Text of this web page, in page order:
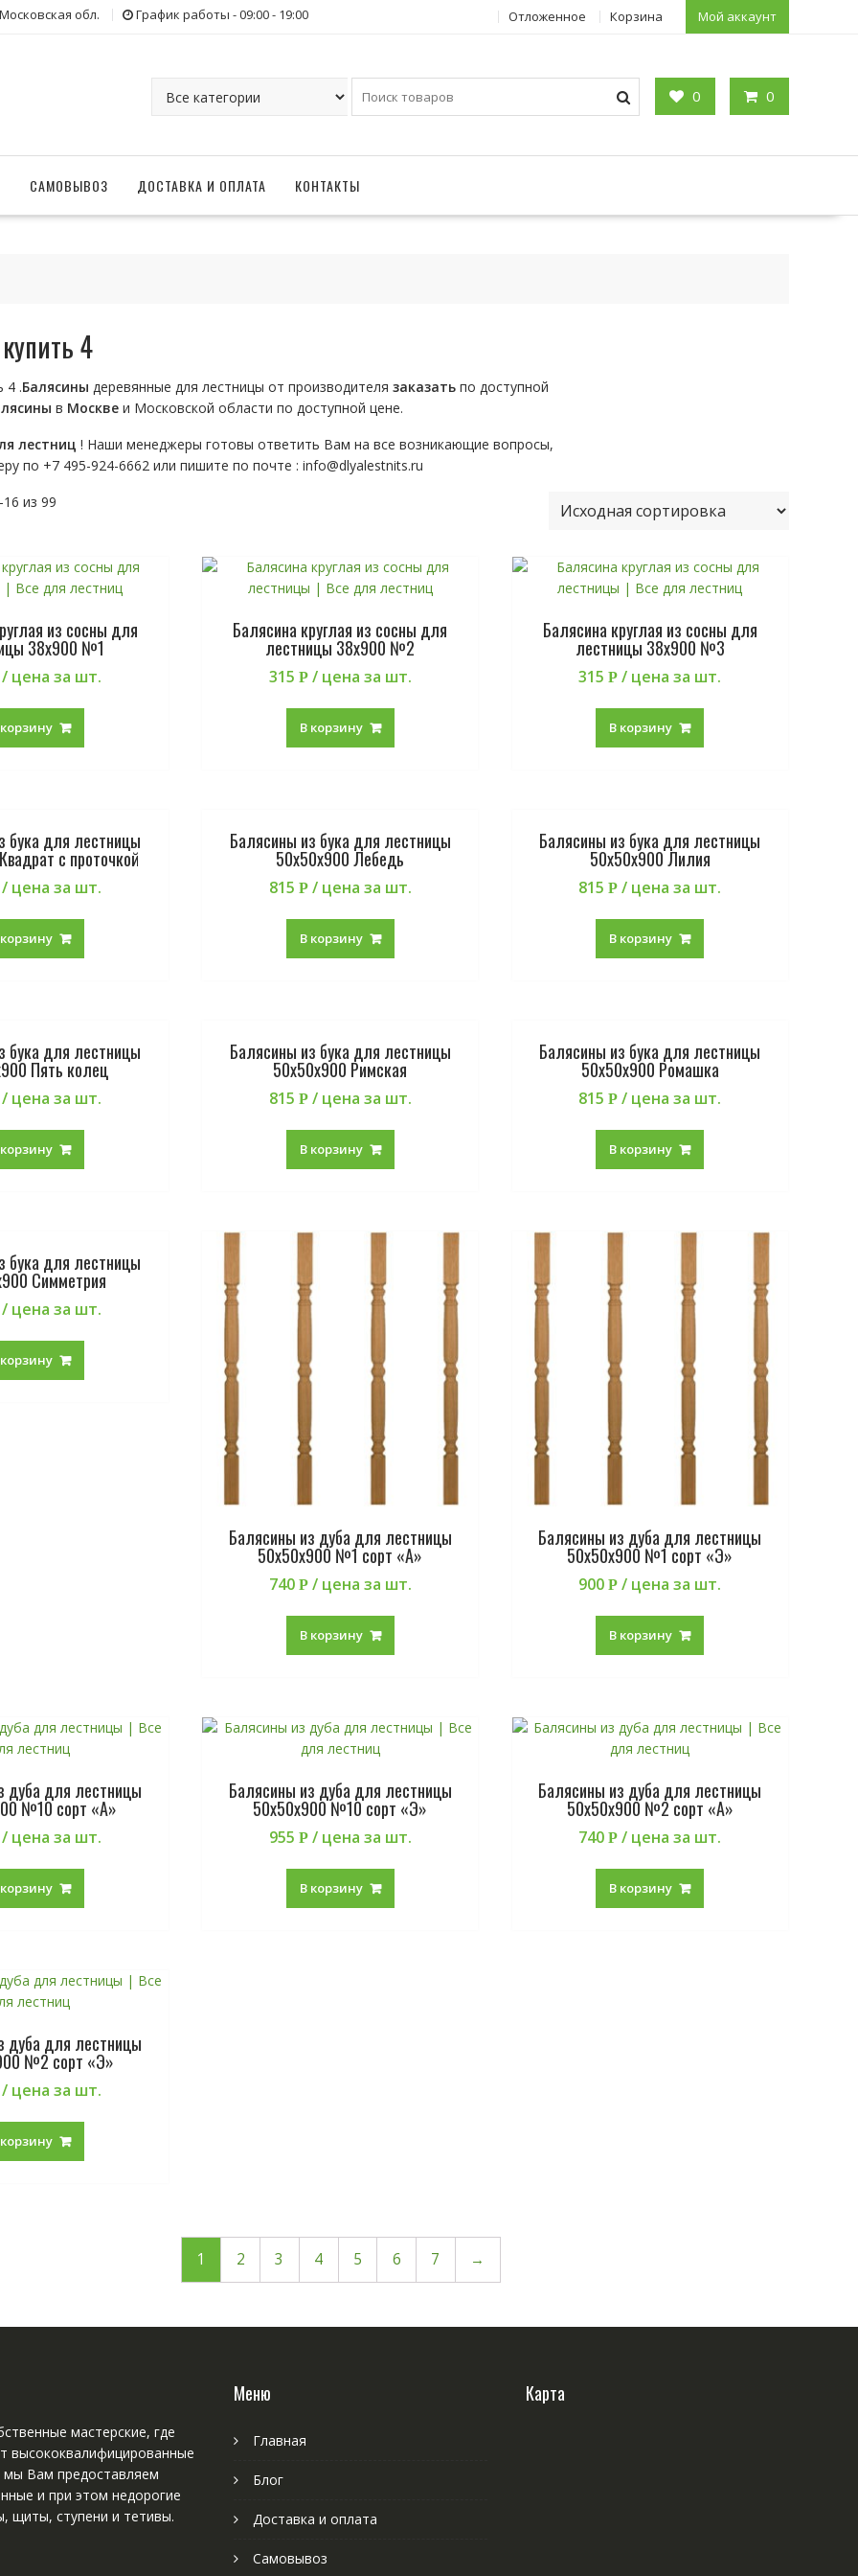
обл. График работы - 09:00 - 19:00 Отложенное Корзина Мой аккаунт
0 0
САМОВЫВОЗ ДОСТАВКА И ОПЛАТА КОНТАКТЫ
4
4 .Балясины деревянные для лестницы от производителя заказать по доступной
в Москве и Московской области по доступной цене.
лестниц ! Наши менеджеры готовы ответить Вам на все возникающие вопросы,
по +7 495-924-6662 или пишите по почте : info@dlyalestnits.ru
из 99
из сосны для
38х900 №1
/ цена за шт.
Балясина круглая из сосны для
лестницы 38х900 №2
315 Р / цена за шт.
В корзину
Балясина круглая из сосны для
лестницы 38х900 №3
315Р / цена за шт.
В корзину
бука для лестницы
с проточкой
/ цена за шт.
Балясины из бука для лестницы
50х50х900 Лебедь
815 Р / цена за шт.
В корзину
Балясины из бука для лестницы
50х50х900 Лилия
815Р / цена за шт.
В корзину
бука для лестницы
Пять колец
/ цена за шт.
Балясины из бука для лестницы
50х50х900 Римская
815 Р / цена за шт.
В корзину
Балясины из бука для лестницы
50х50х900 Ромашка
815Р / цена за шт.
В корзину
бука для лестницы
Симметрия
/ цена за шт.
Балясины из дуба для лестницы
50х50х900 №1 сорт «А»
740 Р / цена за шт.
В корзину
Балясины из дуба для лестницы
50х50х900 №1 сорт «Э»
900Р / цена за шт.
В корзину
дуба для лестницы
№10 сорт «А»
/ цена за шт.
Балясины из дуба для лестницы
50х50х900 №10 сорт «Э»
955 Р / цена за шт.
В корзину
Балясины из дуба для лестницы
50х50х900 №2 сорт «А»
740Р / цена за шт.
В корзину
дуба для лестницы
№2 сорт «Э»
/ цена за шт.
1 2 3 4 5 6 7 →
мастерские, где
высококвалифицированные
мы Вам предоставляем
и при этом недорогие
щиты, ступени и тетивы.
Меню
Главная
Блог
Доставка и оплата
Самовывоз
Карта